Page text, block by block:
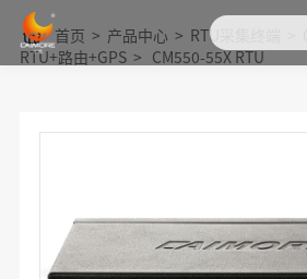
首页 > 产品中心 > RTU采集终端
RTU+路由+GPS > CM550-55X RTU